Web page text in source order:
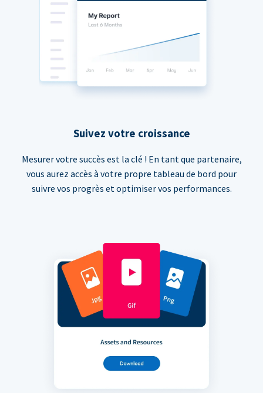
Suivez votre croissance
Mesurer votre succès est la clé ! En tant que partenaire,
vous aurez accès à votre propre tableau de bord pour
suivre vos progrès et optimiser vos performances.